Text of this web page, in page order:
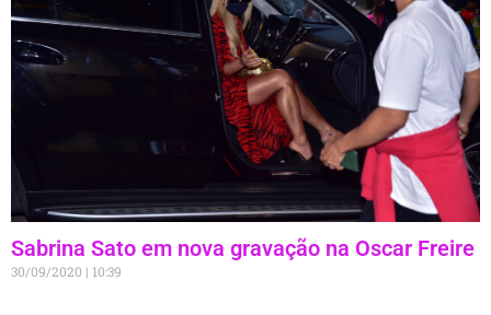
Sabrina Sato em nova gravação na Oscar Freire
30/09/2020 10:39